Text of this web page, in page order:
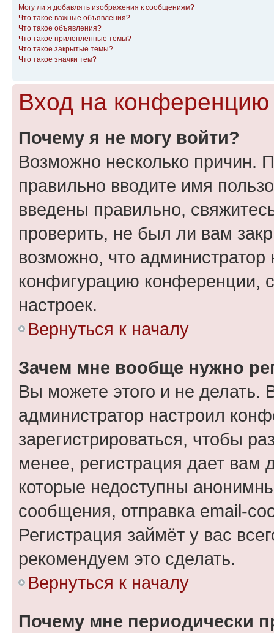
Могу ли я добавлять изображения к сообщениям?
Что такое важные объявления?
Что такое объявления?
Что такое прилепленные темы?
Что такое закрытые темы?
Что такое значки тем?
Вход на конференцию
Почему я не могу войти?
Возможно несколько причин.
правильно вводите имя
введены правильно,
проверить, не был ли вам
возможно, что администратор
конфигурацию конференции,
настроек.
Вернуться к началу
Зачем мне вообще нужно
Вы можете этого и не делать.
администратор настроил
зарегистрироваться, чтобы
менее, регистрация дает вам
которые недоступны
сообщения, отправка email-
Регистрация займёт у вас
рекомендуем это сделать.
Вернуться к началу
Почему мне периодически